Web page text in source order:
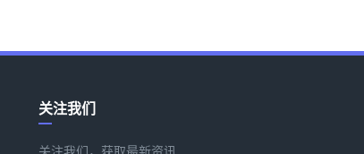
关注我们
关注我们，获取最新资讯